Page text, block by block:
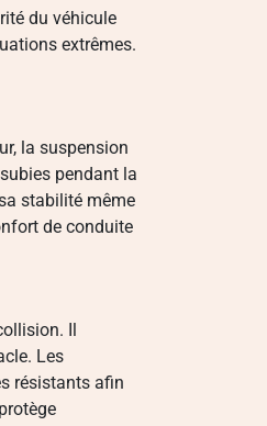
du véhicule
extrêmes.
la suspension
pendant la
stabilité même
de conduite
Il
Les
résistants afin